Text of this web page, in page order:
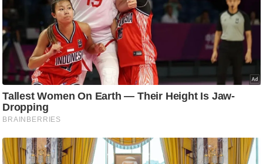
ट
ने
स
मं
त्रा
रि
ले
श
न
शि